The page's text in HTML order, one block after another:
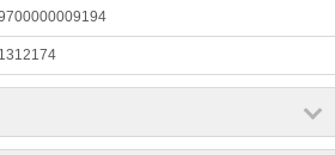
1312174